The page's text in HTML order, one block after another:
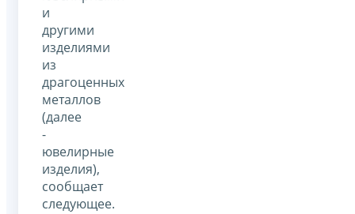
и
другими
изделиями
из
драгоценных
металлов
(далее
-
ювелирные
изделия),
сообщает
следующее.